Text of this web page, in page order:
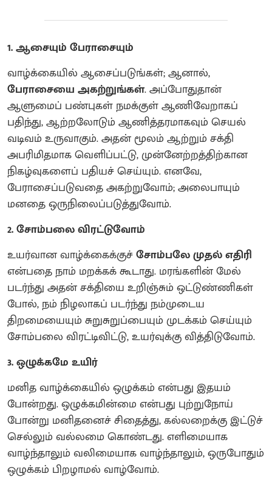
1. ஆசையும் பேராசையும்
வாழ்க்கையில் ஆசைப்படுங்கள்; ஆனால்,
பேராசையை அகற்றுங்கள். அப்போதுதான்
ஆளுமைப் பண்புகள் நமக்குள் ஆணிவேறாகப்
பதிந்து, ஆற்றலோடும் ஆணித்தரமாகவும் செயல்
வடிவம் உருவாகும். அதன் மூலம் ஆற்றும் சக்தி
அபரிமிதமாக வெளிப்பட்டு, முன்னேற்றத்திற்கான
நிகழ்வுகளைப் பதியச் செய்யும். எனவே,
பேராசைப்படுவதை அகற்றுவோம்; அலைபாயும்
மனதை ஒருநிலைப்படுத்துவோம்.
2. சோம்பலை விரட்டுவோம்
உயர்வான வாழ்க்கைக்குச்சோம்பலே முதல் எதிரி
என்பதை நாம் மறக்கக் கூடாது. மரங்களின் மேல்
படர்ந்து அதன் சக்தியை உறிஞ்சும் ஒட்டுண்ணிகள்
போல், நம் நிழலாகப் படர்ந்து நம்முடைய
திறமையையும் சுறுசுறுப்பையும் முடக்கம் செய்யும்
சோம்பலை விரட்டிவிட்டு, உயர்வுக்கு வித்திடுவோம்.
3. ஒழுக்கமே உயிர்
மனித வாழ்க்கையில் ஒழுக்கம் என்பது இதயம்
போன்றது. ஒழுக்கமின்மை என்பது புற்றுநோய்
போன்று மனிதனைச் சிதைத்து, கல்லறைக்கு இட்டுச்
செல்லும் வல்லமை கொண்டது. எளிமையாக
வாழ்ந்தாலும் வலிமையாக வாழ்ந்தாலும், ஒருபோதும்
ஒழுக்கம் பிறழாமல் வாழ்வோம்.